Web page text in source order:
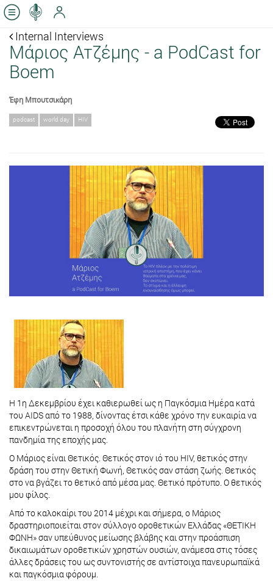
Internal Interviews
Μάριος Ατζέμης - a PodCast for
Boem
Έφη Μπουτσικάρη
podcast world day HIV
Η 1η Δεκεμβρίου έχει καθιερωθεί ως η Παγκόσμια Ημέρα κατά
του AIDS από το 1988, δίνοντας έτσι κάθε χρόνο την ευκαιρία να
επικεντρώνεται η προσοχή όλου του πλανήτη στη σύγχρονη
πανδημία της εποχής μας.
Ο Μάριος είναι Θετικός. Θετικός στον ιό του HIV, θετικός στην
δράση του στην Θετική Φωνή, Θετικός σαν στάση ζωής. Θετικός
στο να βγάζει το θετικό από μέσα μας. Θετικό πρότυπο. Ο θετικός
μου φίλος.
Από το καλοκαίρι του 2014 μέχρι και σήμερα, ο Μάριος
δραστηριοποιείται στον σύλλογο οροθετικών Ελλάδας «ΘΕΤΙΚΗ
ΦΩΝΗ» σαν υπεύθυνος μείωσης βλάβης και στην προάσπιση
δικαιωμάτων οροθετικών χρηστών ουσιών, ανάμεσα στις τόσες
άλλες δράσεις του ως συντονιστής σε αντίστοιχα πανευρωπαϊκά
και παγκόσμια φόρουμ.